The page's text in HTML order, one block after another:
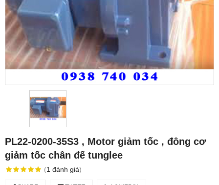
PL22-0200-35S3 , Motor giảm tốc , đông cơ
giảm tốc chân đế tunglee
(1 đánh giá)